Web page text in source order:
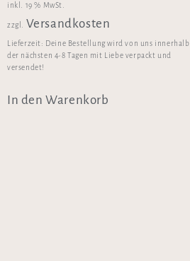
inkl. 19 % MwSt.
zzgl. Versandkosten
Lieferzeit: Deine Bestellung wird von uns innerhalb
der nächsten 4-8 Tagen mit Liebe verpackt und
versendet!
In den Warenkorb